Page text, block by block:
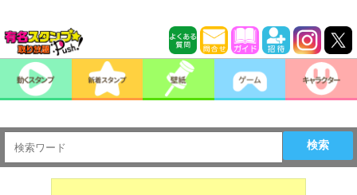
検索